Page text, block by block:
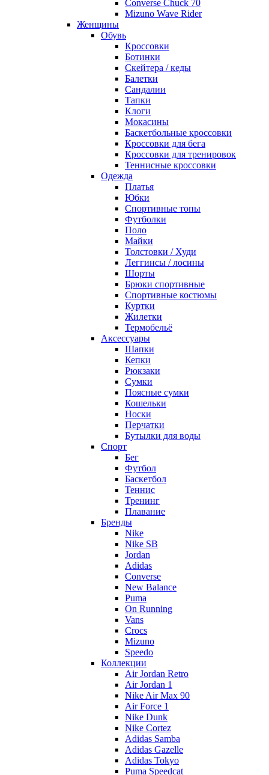
Converse Chuck 70
Mizuno Wave Rider
Женщины
Обувь
Кроссовки
Ботинки
Скейтера / кеды
Балетки
Сандалии
Тапки
Клоги
Мокасины
Баскетбольные кроссовки
Кроссовки для бега
Кроссовки для тренировок
Теннисные кроссовки
Одежда
Платья
Юбки
Спортивные топы
Футболки
Поло
Майки
Толстовки / Худи
Леггинсы / лосины
Шорты
Брюки спортивные
Спортивные костюмы
Куртки
Жилетки
Термобельё
Аксессуары
Шапки
Кепки
Рюкзаки
Сумки
Поясные сумки
Кошельки
Носки
Перчатки
Бутылки для воды
Спорт
Бег
Футбол
Баскетбол
Теннис
Тренинг
Плавание
Бренды
Nike
Nike SB
Jordan
Adidas
Converse
New Balance
Puma
On Running
Vans
Crocs
Mizuno
Speedo
Коллекции
Air Jordan Retro
Air Jordan 1
Nike Air Max 90
Air Force 1
Nike Dunk
Nike Cortez
Adidas Samba
Adidas Gazelle
Adidas Tokyo
Puma Speedcat